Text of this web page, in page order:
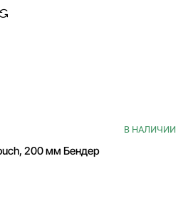
В НАЛИЧИИ
Single Rollformer Pro-Touch, 200 мм Бендер